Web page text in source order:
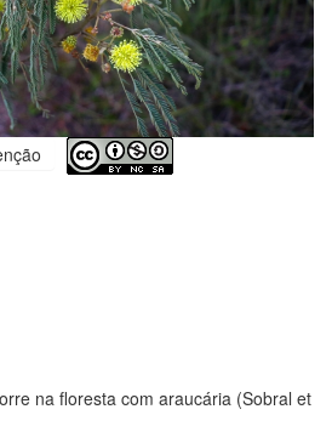
na floresta com araucária (Sobral et